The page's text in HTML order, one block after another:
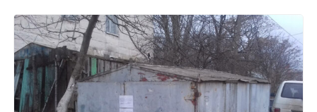
lichidării problemelor existente în teren și anume:
lichidarea scurgerilor, restabilirea căminelor de
vizitare, restabilire a…